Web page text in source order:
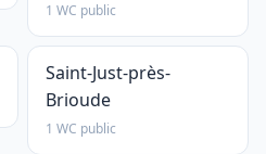
1 WC public
Saint-Just-près-
Brioude
1 WC public